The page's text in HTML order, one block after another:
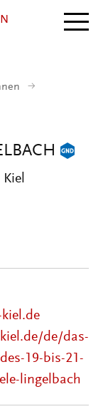
de/das-
19-bis-21-
lingelbach